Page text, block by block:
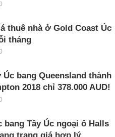
thuê nhà ở Gold Coast Úc
tháng
Úc bang Queensland thành
2018 chỉ 378.000 AUD!
bang Tây Úc ngoại ô Halls
trang giá hợp lý